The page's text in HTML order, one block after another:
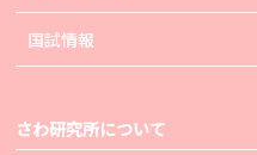
国試情報
さわ研究所について